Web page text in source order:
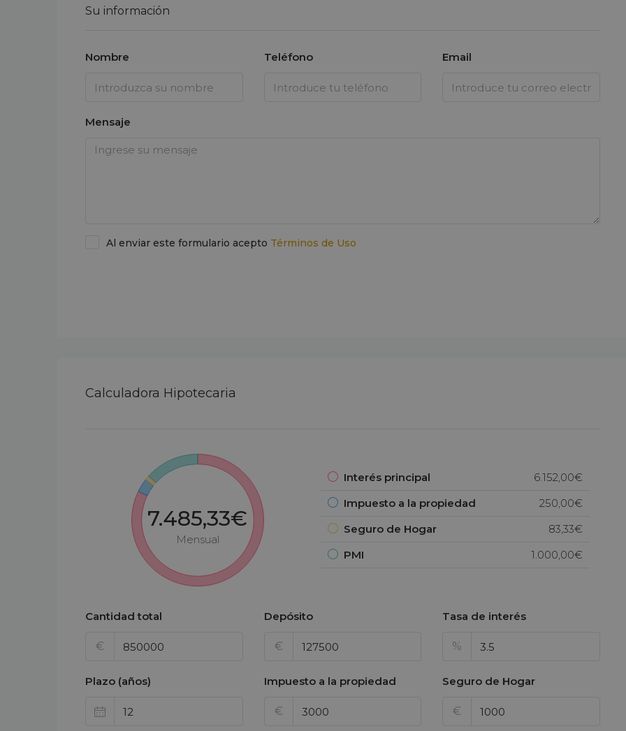
Su información
Nombre Teléfono Email
Mensaje
Al enviar este formulario acepto Términos de Uso
Calculadora Hipotecaria
7.485,33€
Mensual
Interés principal
6.152,00€
Impuesto a la propiedad
250,00€
Seguro de Hogar
83,33€
PMI
1.000,00€
Cantidad total
€
Depósito
€
Tasa de interés
%
Plazo (años) Impuesto a la propiedad
€
Seguro de Hogar
€